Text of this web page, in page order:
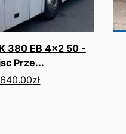
380 EB 4x2 50 -
Prze...
zł